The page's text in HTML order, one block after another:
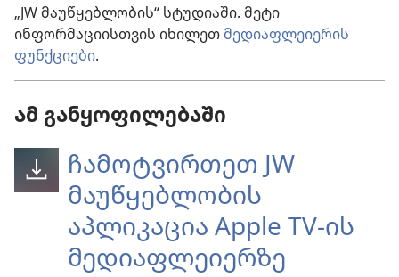
„JW მაუწყებლობის“ სტუდიაში. მეტი
ინფორმაციისთვის იხილეთ მედიაფლეიერის
ფუნქციები.
ამ განყოფილებაში
ჩამოტვირთეთ JW
მაუწყებლობის
აპლიკაცია Apple TV-ის
მედიაფლეიერზე